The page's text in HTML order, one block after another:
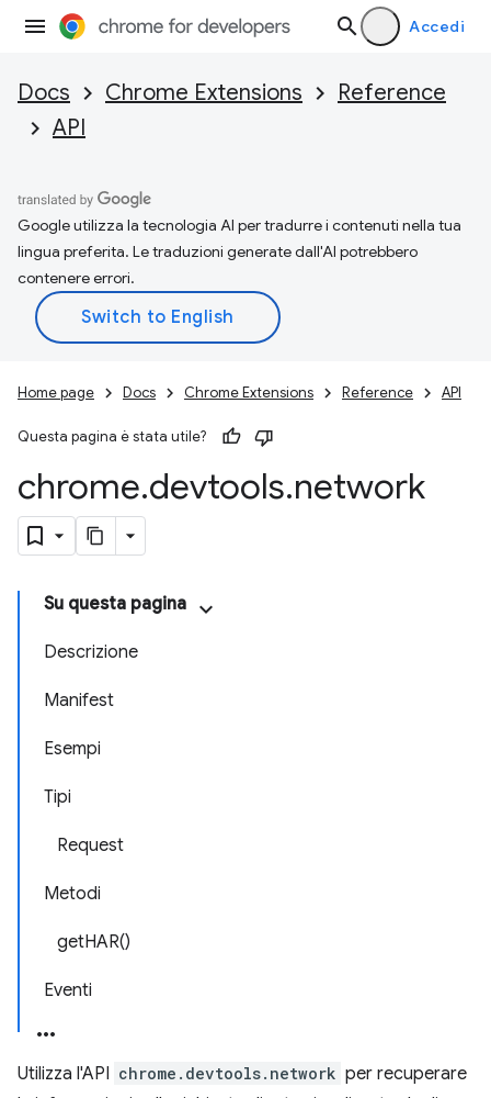
Accedi
Docs Chrome Extensions
Reference
API
Google utilizza la tecnologia AI per tradurre i contenuti nella tua
lingua preferita. Le traduzioni generate dall'AI potrebbero
contenere errori.
Home page Docs Chrome Extensions Reference API
Questa pagina è stata utile?
chrome.devtools.network
Su questa pagina
Descrizione
Manifest
Esempi
Tipi
Request
Metodi
getHAR()
Eventi
Utilizza l'API chrome.devtools.network per recuperare